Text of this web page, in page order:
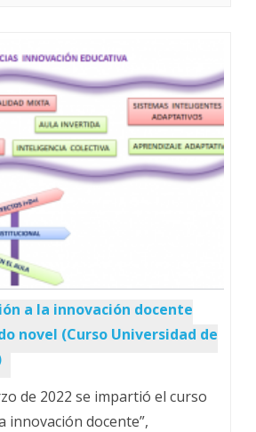
a la innovación docente
novel (Curso Universidad de
de 2022 se impartió el curso
innovación docente”,